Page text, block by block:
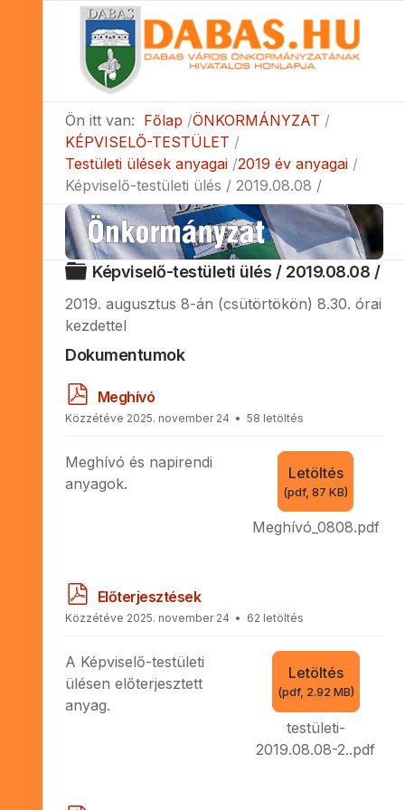
Ön itt van: Főlap ÖNKORMÁNYZAT
KÉPVISELŐ-TESTÜLET
Testületi ülések anyagai 2019 év anyagai
Képviselő-testületi ülés / 2019.08.08 /
Mappa
Képviselő-testületi ülés / 2019.08.08 /
2019. augusztus 8-án (csütörtökön) 8.30. órai
kezdettel
Dokumentumok
p
d
f
Meghívó
Közzétéve 2025. november 24 58 letöltés
Letöltés
(pdf, 87 KB)
Meghívó_0808.pdf
Meghívó és napirendi
anyagok.
p
d
f
Előterjesztések
Közzétéve 2025. november 24 62 letöltés
Letöltés
(pdf, 2.92 MB)
testületi-
2019.08.08-2..pdf
A Képviselő-testületi
ülésen előterjesztett
anyag.